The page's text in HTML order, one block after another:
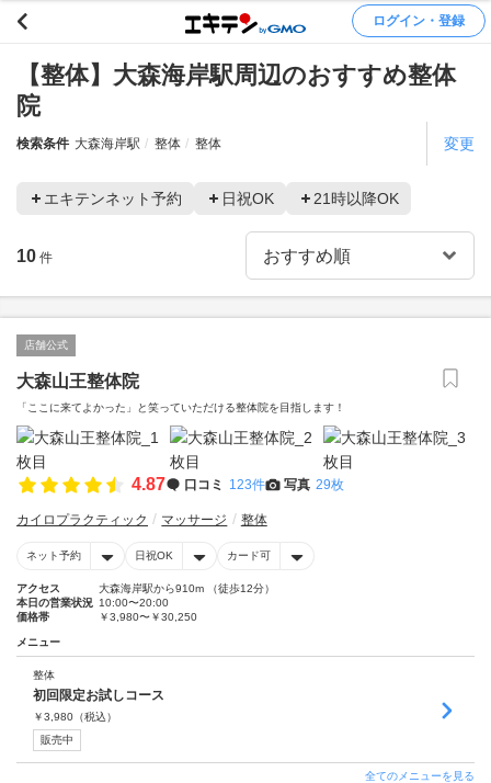
ログイン・登録
【整体】大森海岸駅周辺のおすすめ整体
院
検索条件 大森海岸駅 整体 整体 変更
エキテンネット予約 日祝OK 21時以降OK
10 件
店舗公式
大森山王整体院
「ここに来てよかった」と笑っていただける整体院を目指します！
4.87 口コミ 123件 写真 29枚
カイロプラクティック マッサージ 整体
ネット予約 日祝OK カード可
アクセス
大森海岸駅から910m （徒歩12分）
本日の営業状況 10:00〜20:00
価格帯
￥3,980〜￥30,250
メニュー
整体
初回限定お試しコース
￥3,980 （税込）
販売中
全てのメニューを見る